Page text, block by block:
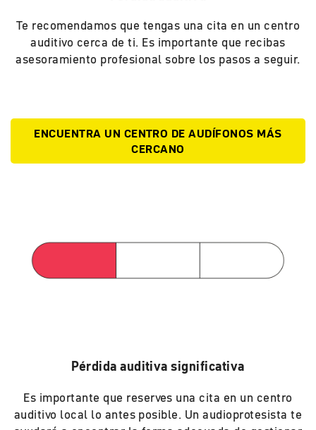
Te recomendamos que tengas una cita en un centro
auditivo cerca de ti. Es importante que recibas
asesoramiento profesional sobre los pasos a seguir.
ENCUENTRA UN CENTRO DE AUDÍFONOS MÁS
CERCANO
Pérdida auditiva significativa
Es importante que reserves una cita en un centro
auditivo local lo antes posible. Un audioprotesista te